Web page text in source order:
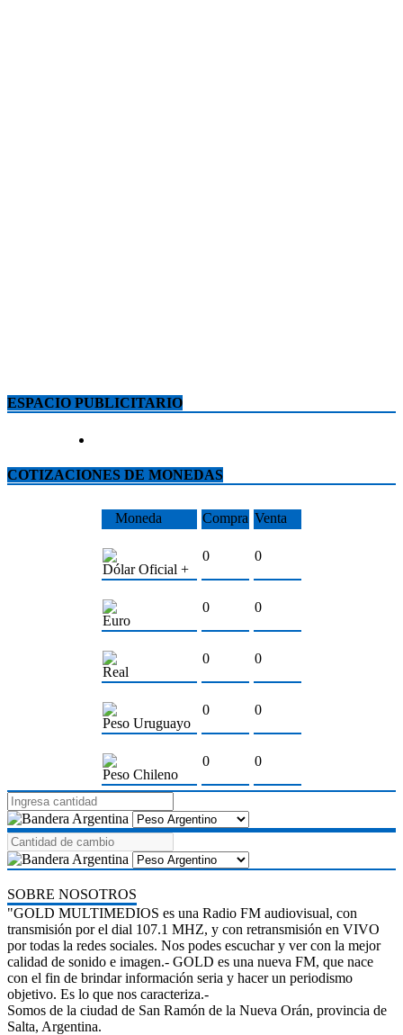
ESPACIO PUBLICITARIO
COTIZACIONES DE MONEDAS
Moneda Compra Venta
Dólar Oficial +
0 0
Euro
0 0
Real
0 0
Peso Uruguayo
0 0
Peso Chileno
0 0
SOBRE NOSOTROS
"GOLD MULTIMEDIOS es una Radio FM audiovisual, con
transmisión por el dial 107.1 MHZ, y con retransmisión en VIVO
por todas la redes sociales. Nos podes escuchar y ver con la mejor
calidad de sonido e imagen.- GOLD es una nueva FM, que nace
con el fin de brindar información seria y hacer un periodismo
objetivo. Es lo que nos caracteriza.-
Somos de la ciudad de San Ramón de la Nueva Orán, provincia de
Salta, Argentina.